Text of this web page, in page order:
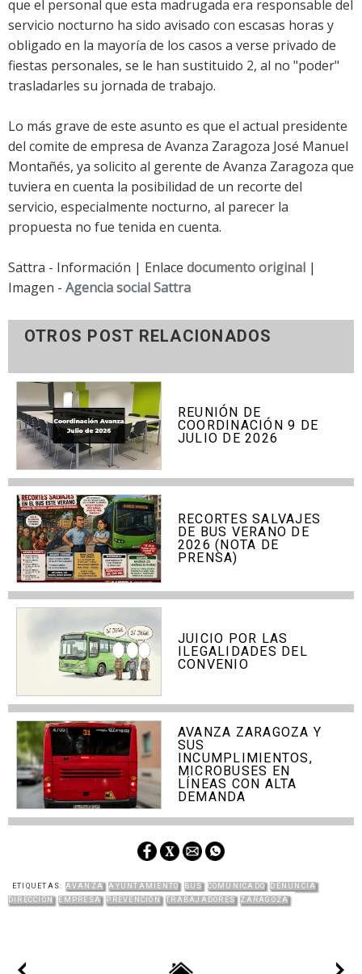
que el personal que esta madrugada era responsable del
servicio nocturno ha sido avisado con escasas horas y
obligado en la mayoría de los casos a verse privado de
fiestas personales, se le han sustituido 2, al no "poder"
trasladarles su jornada de trabajo.
Lo más grave de este asunto es que el actual presidente
del comite de empresa de Avanza Zaragoza José Manuel
Montañés, ya solicito al gerente de Avanza Zaragoza que
tuviera en cuenta la posibilidad de un recorte del
servicio, especialmente nocturno, al parecer la
propuesta no fue tenida en cuenta.
Sattra - Información | Enlace documento original |
Imagen - Agencia social Sattra
OTROS POST RELACIONADOS
REUNIÓN DE
COORDINACIÓN 9 DE
JULIO DE 2026
RECORTES SALVAJES
DE BUS VERANO DE
2026 (NOTA DE
PRENSA)
JUICIO POR LAS
ILEGALIDADES DEL
CONVENIO
AVANZA ZARAGOZA Y
SUS
INCUMPLIMIENTOS,
MICROBUSES EN
LÍNEAS CON ALTA
DEMANDA
ETIQUETAS: AVANZA AYUNTAMIENTO BUS COMUNICADO
DENUNCIA
DIRECCIÓN
EMPRESA PREVENCIÓN TRABAJADORES ZARAGOZA